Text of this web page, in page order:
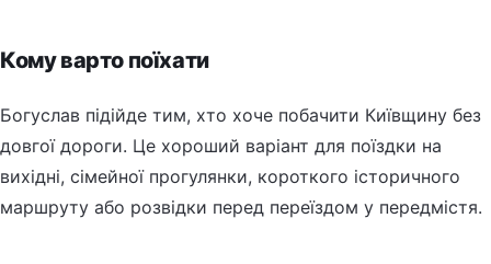
Кому варто поїхати
Богуслав підійде тим, хто хоче побачити Київщину без
довгої дороги. Це хороший варіант для поїздки на
вихідні, сімейної прогулянки, короткого історичного
маршруту або розвідки перед переїздом у передмістя.